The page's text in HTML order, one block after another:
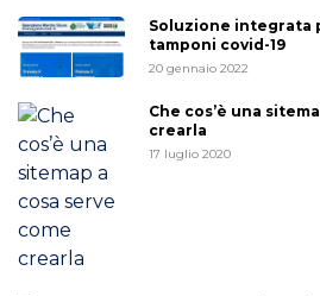
Soluzione integrata
tamponi covid-19
20 gennaio 2022
Che cos’è una
crearla
17 luglio 2020